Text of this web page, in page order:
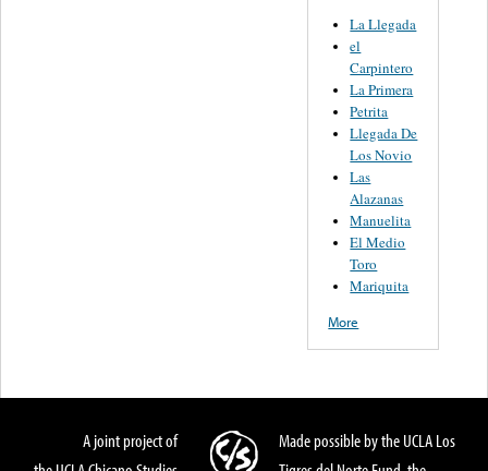
La Llegada
el
Carpintero
La Primera
Petrita
Llegada De
Los Novio
Las
Alazanas
Manuelita
El Medio
Toro
Mariquita
More
A joint project of
Made possible by the UCLA Los